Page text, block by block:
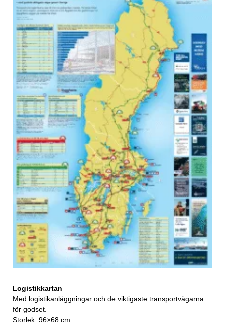
Logistikkartan
Med logistikanläggningar och de viktigaste transportvägarna
för godset.
Storlek: 96×68 cm